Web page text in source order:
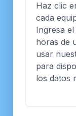
Haz clic
cada
Ingresa
horas de
usar
para
los datos